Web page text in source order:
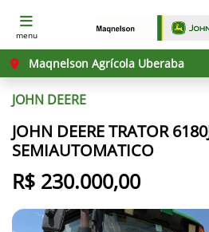
menu
Maqnelson Agrícola Uberaba
JOHN DEERE
JOHN DEERE TRATOR
SEMIAUTOMATICO
R$ 230.000,00